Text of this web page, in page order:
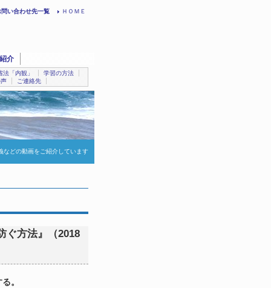
ＨＯＭＥ
問い合わせ先一覧
介
法「内観」
学習の方法
ご連絡先
などの動画をご紹介しています
ぐ方法』（2018
。